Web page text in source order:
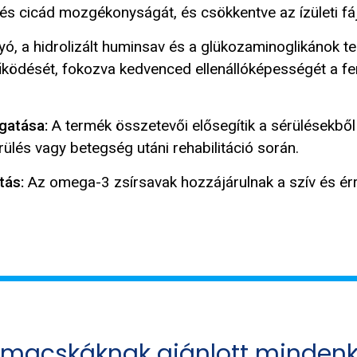
cicád mozgékonyságát, és csökkentve az ízületi
a hidrolizált huminsav és a glükozaminoglikánok
fokozva kedvenced ellenállóképességét a
A termék összetevői elősegítik a
vagy betegség utáni rehabilitáció során.
Az omega-3 zsírsavak hozzájárulnak a szív és